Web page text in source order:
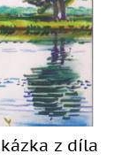
z díla